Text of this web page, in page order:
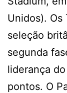
Unidos). Os
seleção
segunda
liderança
pontos. O